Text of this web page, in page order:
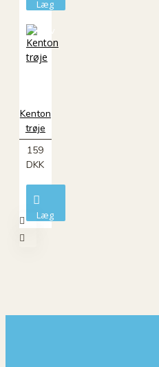
Læg
kurv
Kenton
trøje
159
DKK
Læg
i